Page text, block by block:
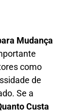
Mudança
como
de
Se a
Custa